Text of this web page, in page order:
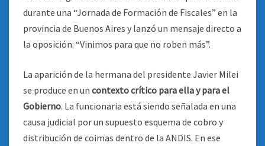
durante una “Jornada de Formación de Fiscales” en la
provincia de Buenos Aires y lanzó un mensaje directo a
la oposición: “Vinimos para que no roben más”.
La aparición de la hermana del presidente Javier Milei
se produce en un contexto crítico para ella y para el
Gobierno. La funcionaria está siendo señalada en una
causa judicial por un supuesto esquema de cobro y
distribución de coimas dentro de la ANDIS. En ese